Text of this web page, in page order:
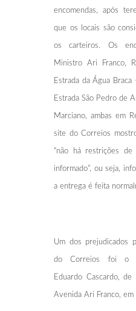
encomendas, após
que os locais são
os carteiros. Os
Ministro Ari Franco,
Estrada da Água
Estrada São Pedro de
Marciano, ambas em
site do Correios
“não há restrições
informado”, ou seja,
a entrega é feita
Um dos prejudicados
do Correios foi o
Eduardo Cascardo,
Avenida Ari Franco, em